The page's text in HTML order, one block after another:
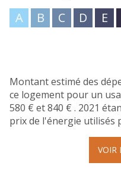
A B C D E
Montant estimé des
ce logement pour un
580 € et 840 € . 2021
prix de l'énergie utilisés
VOIR